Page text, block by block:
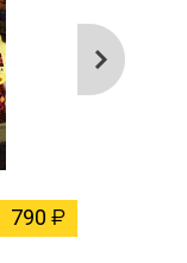
790 ₽